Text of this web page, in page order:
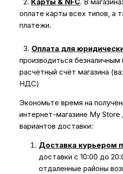
оплате карты всех типов, а
платежи.
3. Оплата для
производиться
расчётный счёт магазина
НДС)
Экономьте время на
интернет-магазине My
вариантов доставки:
Доставка курьером
доставки с 10:00 до
отдаленные районы